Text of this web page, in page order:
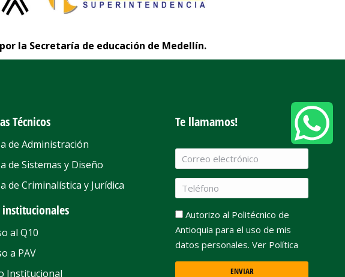
la Secretaría de educación de Medellín.
Técnicos
de Administración
de Sistemas y Diseño
de Criminalística y Jurídica
institucionales
al Q10
a PAV
Institucional
Te llamamos!
Autorizo al Politécnico de
Antioquia para el uso de mis
datos personales. Ver Política
ENVIAR